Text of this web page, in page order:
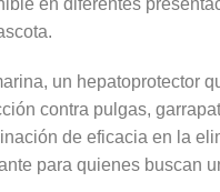
un hepatoprotector
contra pulgas,
de eficacia en la
para quienes buscan